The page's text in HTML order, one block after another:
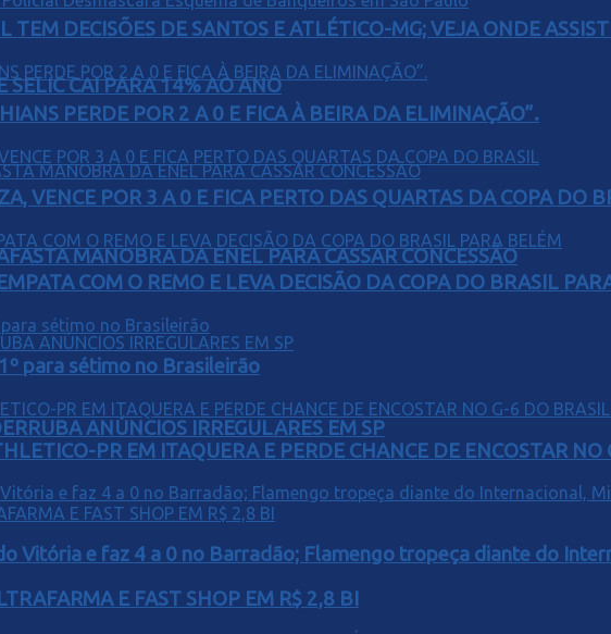
SELIC CAI PARA 14% AO ANO
MANOBRA DA ENEL PARA CASSAR CONCESSÃO
ANÚNCIOS IRREGULARES EM SP
E FAST SHOP EM R$ 2,8 BI
TEM DECISÕES DE SANTOS E ATLÉTICO-MG; VEJA ONDE
PERDE POR 2 A 0 E FICA À BEIRA DA ELIMINAÇÃO”.
VENCE POR 3 A 0 E FICA PERTO DAS QUARTAS DA COPA DO
COM O REMO E LEVA DECISÃO DA COPA DO BRASIL
para sétimo no Brasileirão
PR EM ITAQUERA E PERDE CHANCE DE ENCOSTAR
Vitória e faz 4 a 0 no Barradão; Flamengo tropeça diante do